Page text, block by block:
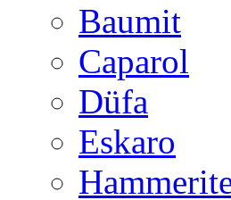
Baumit
Caparol
Düfa
Eskaro